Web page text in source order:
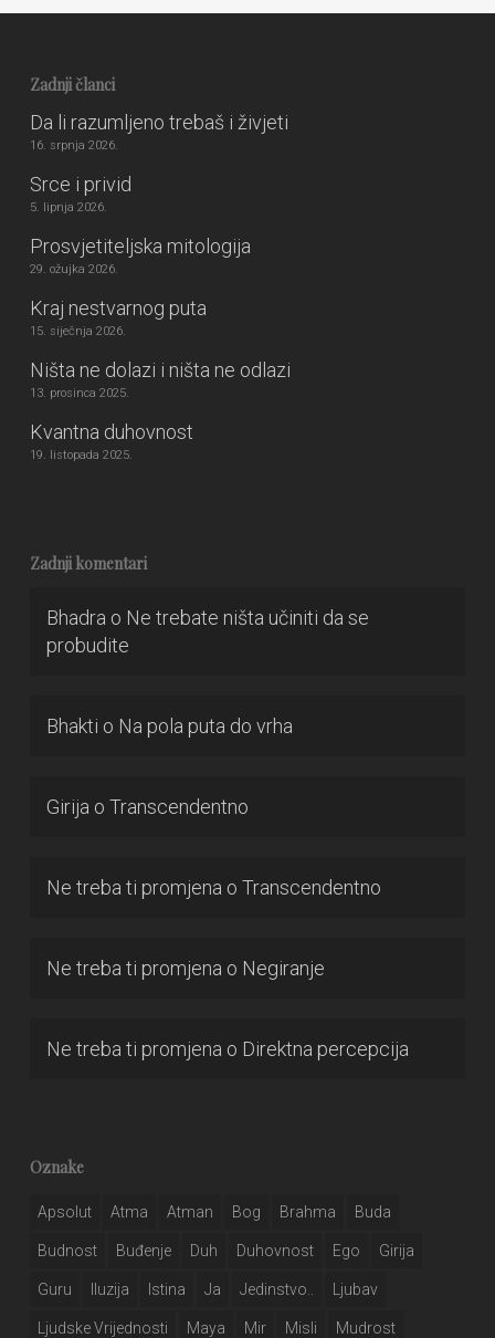
Zadnji članci
Da li razumljeno trebaš i živjeti
16. srpnja 2026.
Srce i privid
5. lipnja 2026.
Prosvjetiteljska mitologija
29. ožujka 2026.
Kraj nestvarnog puta
15. siječnja 2026.
Ništa ne dolazi i ništa ne odlazi
13. prosinca 2025.
Kvantna duhovnost
19. listopada 2025.
Zadnji komentari
Bhadra o Ne trebate ništa učiniti da se
probudite
Bhakti o Na pola puta do vrha
Girija o Transcendentno
Ne treba ti promjena o Transcendentno
Ne treba ti promjena o Negiranje
Ne treba ti promjena o Direktna percepcija
Oznake
Apsolut Atma Atman Bog Brahma Buda
Budnost Buđenje Duh Duhovnost Ego Girija
Guru Iluzija Istina Ja Jedinstvo.. Ljubav
Ljudske Vrijednosti Maya Mir Misli Mudrost